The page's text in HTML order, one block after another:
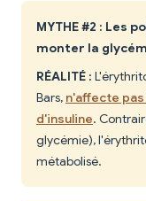
MYTHE #2 : Les
monter la
RÉALITÉ :
Bars, n'affecte
d'insuline.
glycémie),
métabolisé.